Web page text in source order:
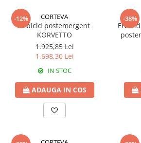
Dezinfectant sol
Regulatori de creștere
GRÂU SPELTA
Insecticide
Erbicide
Insecticide
Fungicide
ORZOAICĂ
Tratament semințe
Fungicide
Insecticide
Fertilizanți foliari
PĂIOASE
-12% CORTEVA
Erbicid postemergent
KORVETTO
1.925,85 Lei
1.698,30 Lei
IN STOC
ADAUGA IN COS
-38%